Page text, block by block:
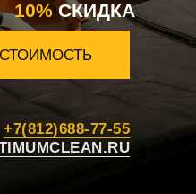
10%СКИДКА
+7(812)688-77-55